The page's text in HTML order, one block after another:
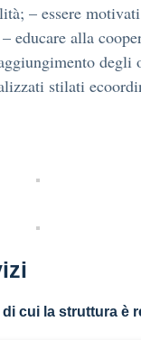
– essere
educare alla
degli
stilati
di cui la struttura è